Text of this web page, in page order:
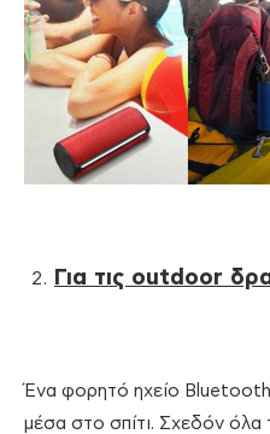
Για τις outdoor
Ένα φορητό ηχείο Bluetooth
μέσα στο σπίτι. Σχεδόν